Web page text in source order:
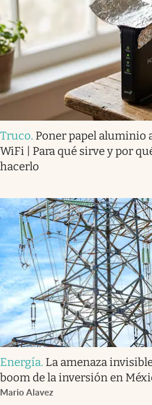
Truco. Poner papel aluminio
WiFi | Para qué sirve y por
hacerlo
Energía. La amenaza
boom de la inversión en
Mario Alavez